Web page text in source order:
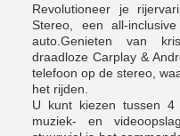
Revolutioneer je
Stereo, een all-
auto.Genieten van
draadloze Carplay &
telefoon op de stereo,
het rijden.
U kunt kiezen tussen
muziek- en